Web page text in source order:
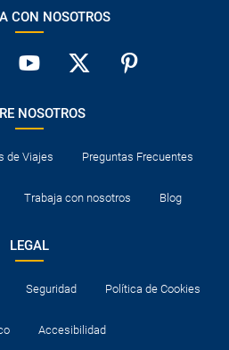
CON NOSOTROS
NOSOTROS
de Viajes Preguntas Frecuentes
Trabaja con nosotros Blog
LEGAL
Seguridad Política de Cookies
Accesibilidad